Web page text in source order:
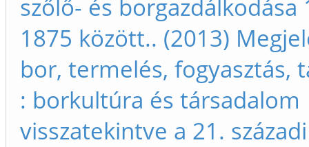
szőlő- és borgazdálkodása
1875 között.. (2013)
bor, termelés, fogyasztás,
: borkultúra és társadalom
visszatekintve a 21. századi